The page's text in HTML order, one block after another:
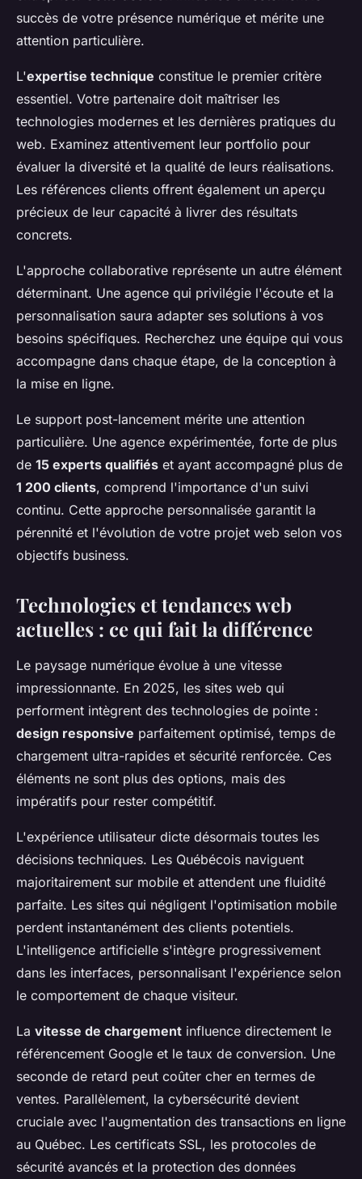
succès de votre présence numérique et mérite une
attention particulière.
L'expertise technique constitue le premier critère
essentiel. Votre partenaire doit maîtriser les
technologies modernes et les dernières pratiques du
web. Examinez attentivement leur portfolio pour
évaluer la diversité et la qualité de leurs réalisations.
Les références clients offrent également un aperçu
précieux de leur capacité à livrer des résultats
concrets.
L'approche collaborative représente un autre élément
déterminant. Une agence qui privilégie l'écoute et la
personnalisation saura adapter ses solutions à vos
besoins spécifiques. Recherchez une équipe qui vous
accompagne dans chaque étape, de la conception à
la mise en ligne.
Le support post-lancement mérite une attention
particulière. Une agence expérimentée, forte de plus
de 15 experts qualifiés et ayant accompagné plus de
1 200 clients, comprend l'importance d'un suivi
continu. Cette approche personnalisée garantit la
pérennité et l'évolution de votre projet web selon vos
objectifs business.
Technologies et tendances web
actuelles : ce qui fait la différence
Le paysage numérique évolue à une vitesse
impressionnante. En 2025, les sites web qui
performent intègrent des technologies de pointe :
design responsive parfaitement optimisé, temps de
chargement ultra-rapides et sécurité renforcée. Ces
éléments ne sont plus des options, mais des
impératifs pour rester compétitif.
L'expérience utilisateur dicte désormais toutes les
décisions techniques. Les Québécois naviguent
majoritairement sur mobile et attendent une fluidité
parfaite. Les sites qui négligent l'optimisation mobile
perdent instantanément des clients potentiels.
L'intelligence artificielle s'intègre progressivement
dans les interfaces, personnalisant l'expérience selon
le comportement de chaque visiteur.
La vitesse de chargement influence directement le
référencement Google et le taux de conversion. Une
seconde de retard peut coûter cher en termes de
ventes. Parallèlement, la cybersécurité devient
cruciale avec l'augmentation des transactions en ligne
au Québec. Les certificats SSL, les protocoles de
sécurité avancés et la protection des données